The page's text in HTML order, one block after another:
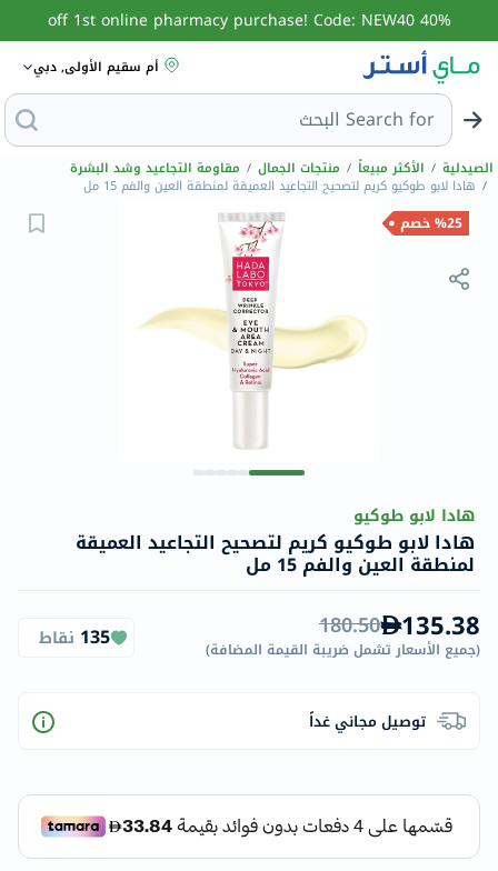
40% off 1st online pharmacy purchase! Code: NEW40
أم سقيم الأولى, دبي
Search for البحث عن مزيل
الصيدلية / الأكثر مبيعاً / منتجات الجمال / مقاومة التجاعيد وشد البشرة
/ هادا لابو طوكيو كريم لتصحيح التجاعيد العميقة لمنطقة العين والفم 15 مل
%25 خصم
هادا لابو طوكيو
هادا لابو طوكيو كريم لتصحيح التجاعيد العميقة
لمنطقة العين والفم 15 مل
135.38
180.50
(جميع الأسعار تشمل ضريبة القيمة المضافة)
135 نقاط
توصيل مجاني غداً